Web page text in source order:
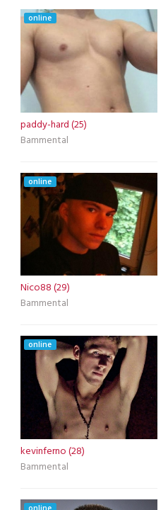
online
paddy-hard (25)
Bammental
online
Nico88 (29)
Bammental
online
kevinferno (28)
Bammental
online